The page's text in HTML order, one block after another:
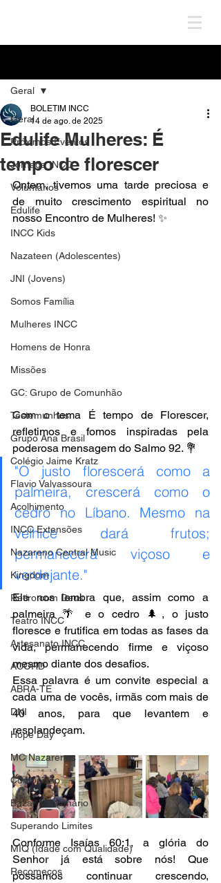
Geral
Próximos Eventos
Jornada INCC
Voluntários
Edulife
INCC Kids
Nazateen (Adolescentes)
JNI (Jovens)
Somos Família
Mulheres INCC
Homens de Honra
Missões
GC: Grupo de Comunhão
Testemunhos
Grupo Ana Brasil
Colégio Jaime Kratz
Flavio Valvassoura
Acolhimento
INCC Extensões
Nazareno Central Music
Kingdom
Retiro com Deus
Teatro INCC
Artesanato INCC
ACORD
ABRA-TE
DNI
Hope Day
MC Nazarenos
Compaixão
Bazar Missionário
Superando Limites
MIQ (Idade com Qualidade)
Recomeços
Geral
Edulife Mulheres: É
tempo de florescer
BOLETIM INCC
14 de ago. de 2025
Ontem, tivemos uma tarde preciosa e
de muito crescimento espiritual no
nosso Encontro de Mulheres! ✨
Com o tema É tempo de Florescer,
refletimos e fomos inspiradas pela
poderosa mensagem do Salmo 92. 💐
"O justo florescerá como a
palmeira, crescerá como o
cedro no Líbano. Mesmo na
velhice dará frutos;
permanecerá viçoso e
verdejante."
Ele nos lembra que, assim como a
palmeira 🌴 e o cedro 🌲, o justo
floresce e frutifica em todas as fases da
vida, permanecendo firme e viçoso
mesmo diante dos desafios.
Essa palavra é um convite especial a
cada uma de vocês, irmãs com mais de
40 anos, para que levantem e
resplandeçam.
Conforme Isaías 60:1, a glória do
Senhor já está sobre nós! Que
possamos continuar crescendo,